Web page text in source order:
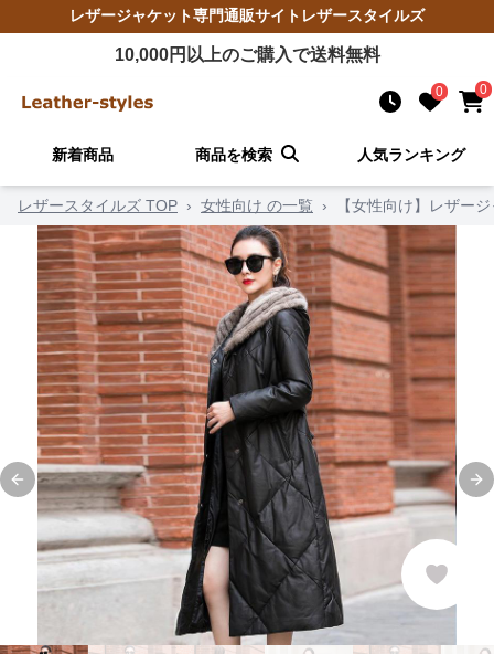
レザージャケット専門通販サイト レザースタイルズ
10,000円以上のご購入で送料無料
0 0
新着商品 商品を検索 人気ランキング
レザースタイルズ TOP › 女性向け の一覧 › 【女性向け】レザー
Previous slide